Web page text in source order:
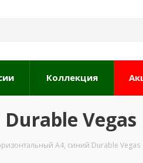
Коллекция
Vegas
А4, синий Durable Vegas